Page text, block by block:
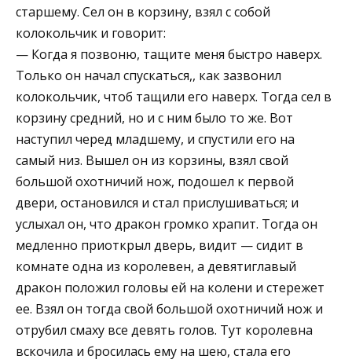
старшему. Сел он в корзину, взял с собой
колокольчик и говорит:
— Когда я позвоню, тащите меня быстро наверх.
Только он начал спускаться,, как зазвонил
колокольчик, чтоб тащили его наверх. Тогда сел в
корзину средний, но и с ним было то же. Вот
наступил черед младшему, и спустили его на
самый низ. Вышел он из корзины, взял свой
большой охотничий нож, подошел к первой
двери, остановился и стал прислушиваться; и
услыхал он, что дракон громко храпит. Тогда он
медленно приоткрыл дверь, видит — сидит в
комнате одна из королевен, а девятиглавый
дракон положил головы ей на колени и стережет
ее. Взял он тогда свой большой охотничий нож и
отрубил смаху все девять голов. Тут королевна
вскочила и бросилась ему на шею, стала его